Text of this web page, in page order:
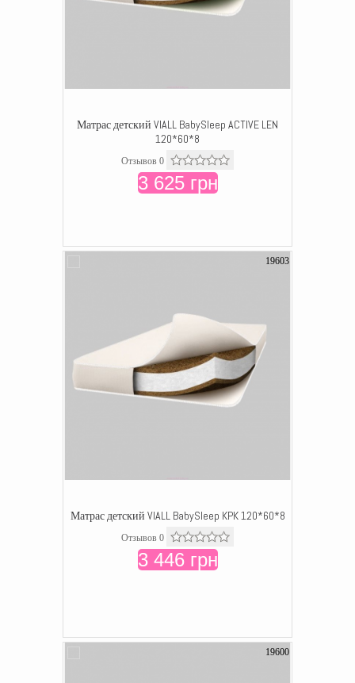
Матрас детский VIALL BabySleep ACTIVE LEN
120*60*8
Отзывов 0
3 625 грн
19603
Матрас детский VIALL BabySleep KPK 120*60*8
Отзывов 0
3 446 грн
19600